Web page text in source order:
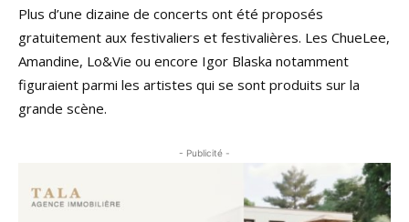
Plus d’une dizaine de concerts ont été proposés
gratuitement aux festivaliers et festivalières. Les ChueLee,
Amandine, Lo&Vie ou encore Igor Blaska notamment
figuraient parmi les artistes qui se sont produits sur la
grande scène.
- Publicité -